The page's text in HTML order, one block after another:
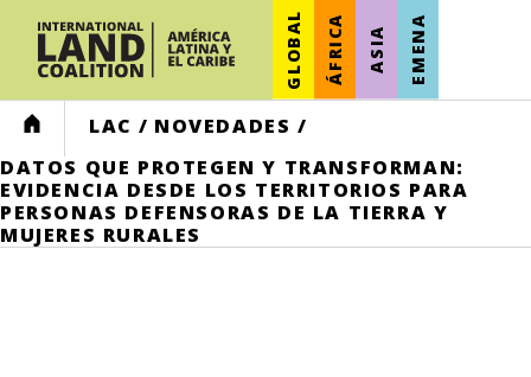
GLOBAL ÁFRICA ASIA EMENA
HOME LAC / NOVEDADES /
DATOS QUE PROTEGEN Y TRANSFORMAN:
EVIDENCIA DESDE LOS TERRITORIOS PARA
PERSONAS DEFENSORAS DE LA TIERRA Y
MUJERES RURALES